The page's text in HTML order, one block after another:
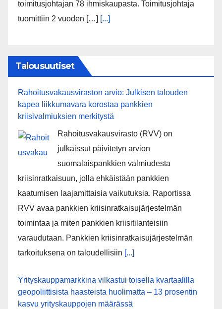
toimitusjohtajan 78 ihmiskaupasta. Toimitusjohtaja
tuomittiin 2 vuoden […]
[...]
Talousuutiset
Rahoitusvakausviraston arvio: Julkisen talouden
kapea liikkumavara korostaa pankkien
kriisivalmiuksien merkitystä
Rahoitusvakausvirasto (RVV) on
julkaissut päivitetyn arvion
suomalaispankkien valmiudesta
kriisinratkaisuun, jolla ehkäistään pankkien
kaatumisen laajamittaisia vaikutuksia. Raportissa
RVV avaa pankkien kriisinratkaisujärjestelmän
toimintaa ja miten pankkien kriisitilanteisiin
varaudutaan. Pankkien kriisinratkaisujärjestelmän
tarkoituksena on taloudellisiin [...]
Yrityskauppamarkkina vilkastui toisella kvartaalilla
geopoliittisista haasteista huolimatta – 13 prosentin
kasvu yrityskauppojen määrässä